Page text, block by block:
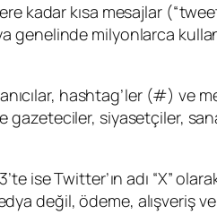
kadar kısa mesajlar
genelinde milyonlarca
hashtag’ler (#) ve
gazeteciler, siyasetçiler,
ise Twitter’ın adı “X”
değil, ödeme, alışveriş